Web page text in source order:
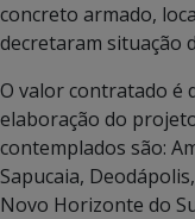
concreto armado,
decretaram situação
O valor contratado é
elaboração do
contemplados são:
Sapucaia,
Novo Horizonte do